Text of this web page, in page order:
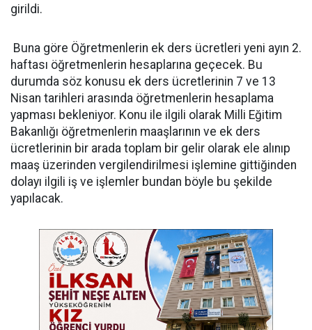
girildi.
Buna göre Öğretmenlerin ek ders ücretleri yeni ayın 2.
haftası öğretmenlerin hesaplarına geçecek. Bu
durumda söz konusu ek ders ücretlerinin 7 ve 13
Nisan tarihleri arasında öğretmenlerin hesaplama
yapması bekleniyor. Konu ile ilgili olarak Milli Eğitim
Bakanlığı öğretmenlerin maaşlarının ve ek ders
ücretlerinin bir arada toplam bir gelir olarak ele alınıp
maaş üzerinden vergilendirilmesi işlemine gittiğinden
dolayı ilgili iş ve işlemler bundan böyle bu şekilde
yapılacak.